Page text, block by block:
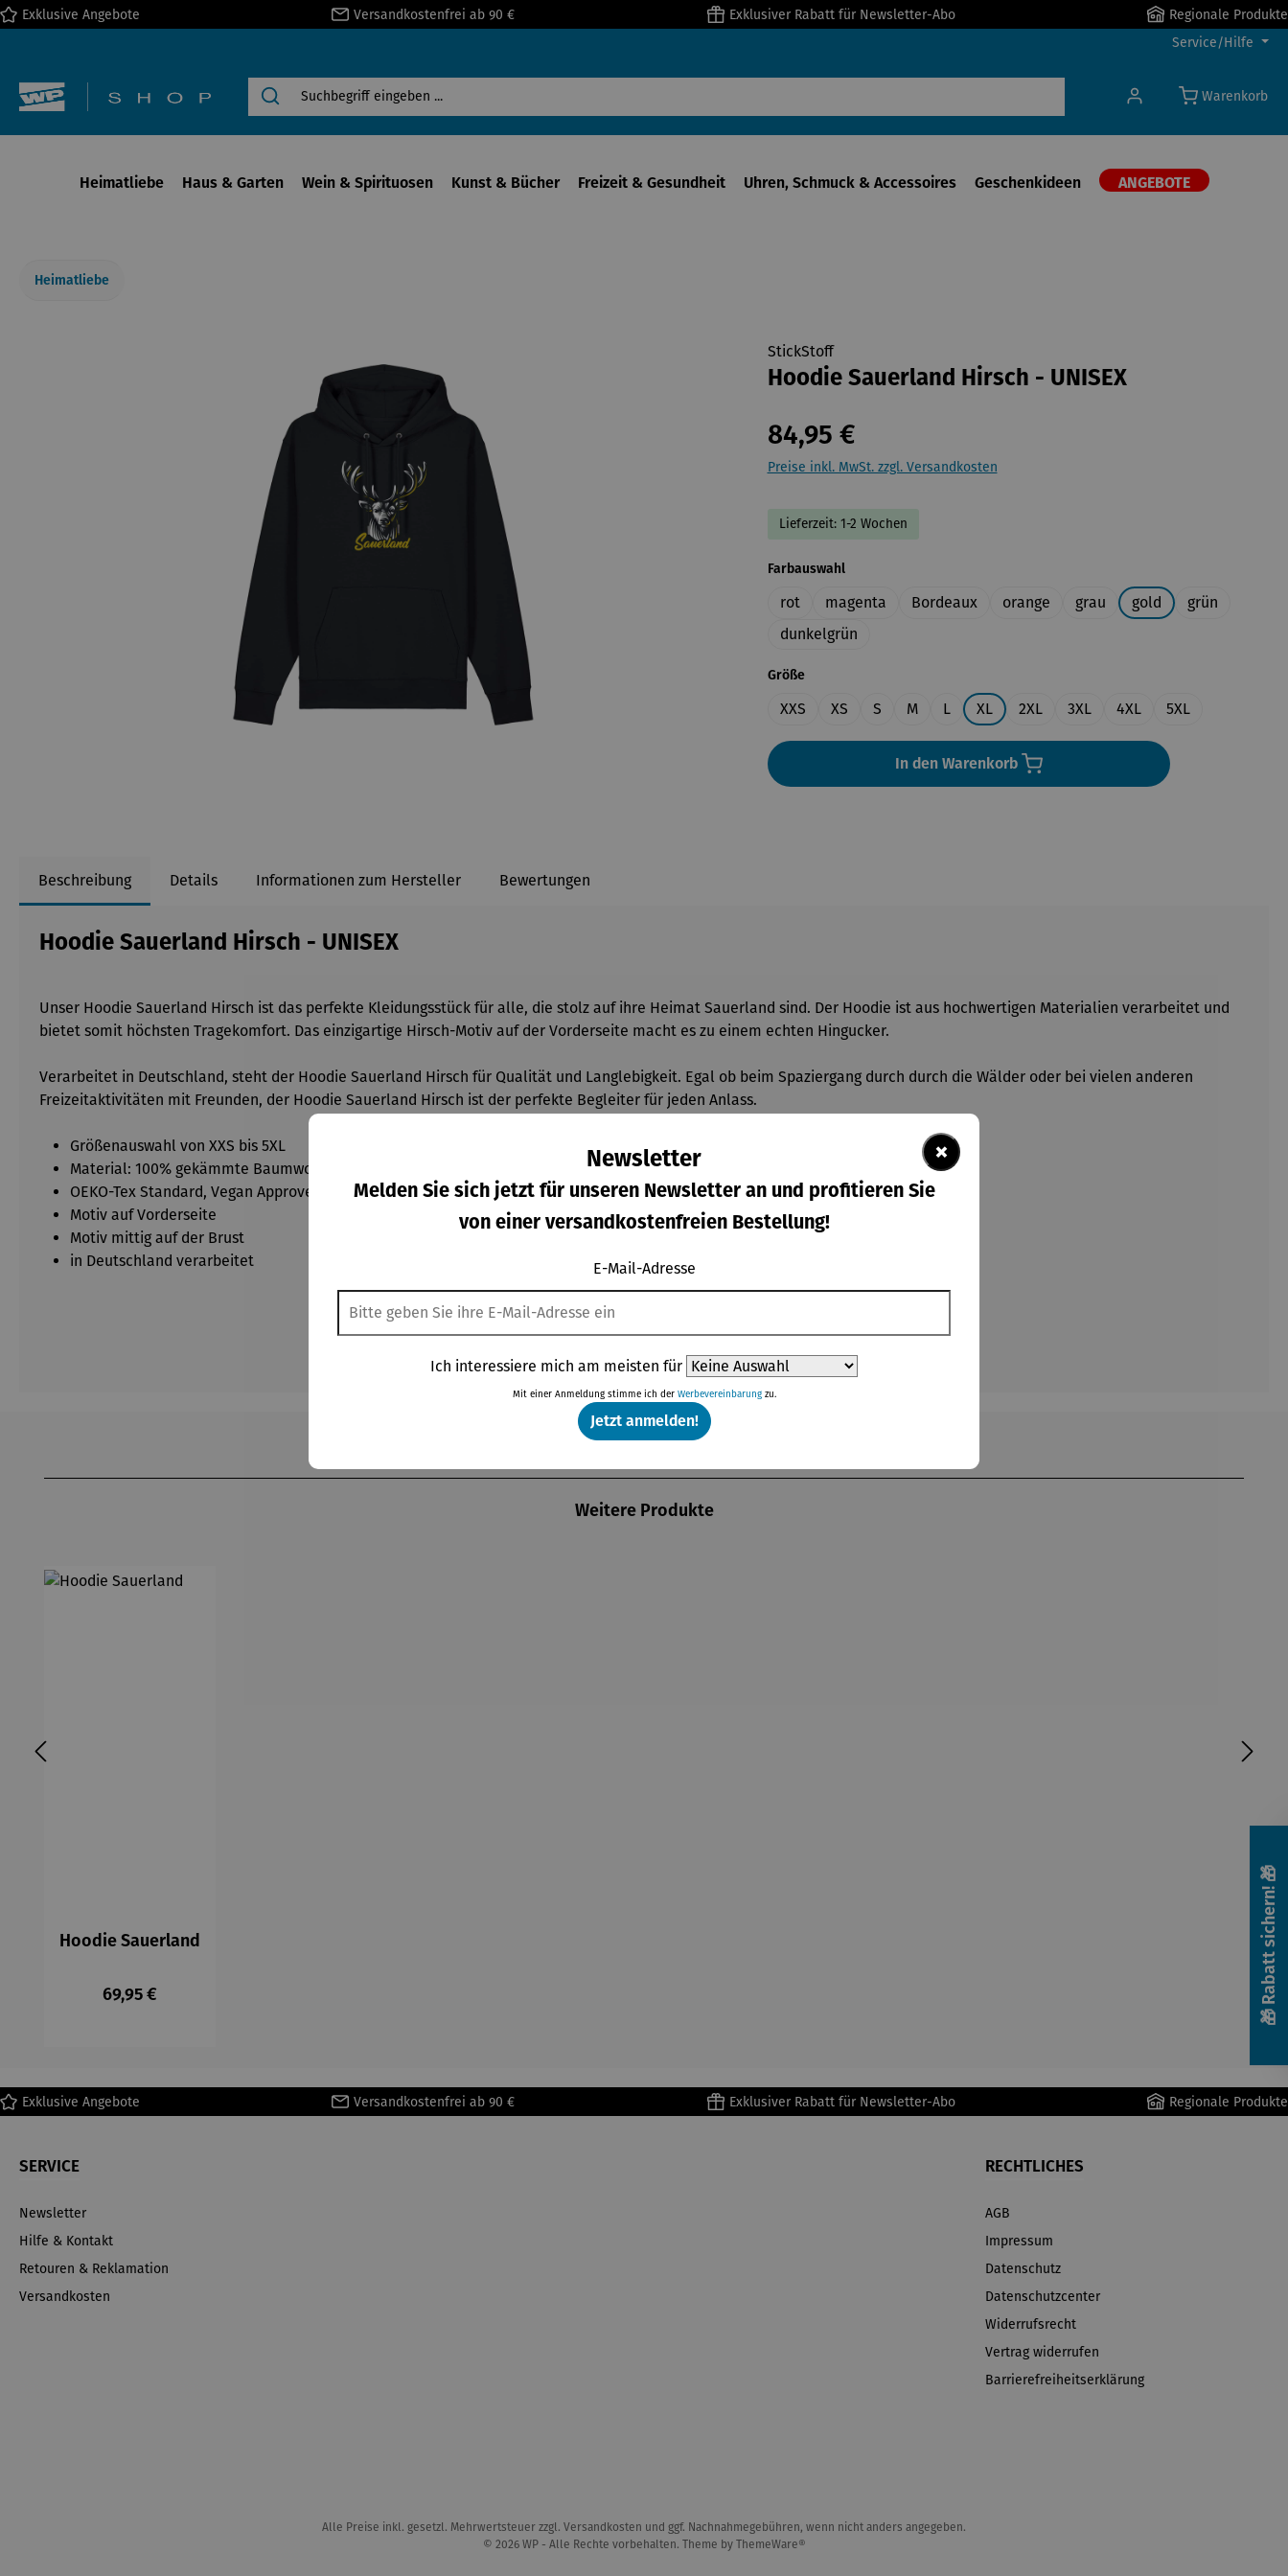
Zur Hauptnavigation springen
Exklusive Angebote Versandkostenfrei ab 90 € Exklusiver Rabatt für Newsletter-Abo
Regionale Produkte
Service/Hilfe
Warenkorb
Heimatliebe Haus & Garten Wein & Spirituosen Kunst & Bücher Freizeit & Gesundheit Uhren, Schmuck & Accessoires Geschenkideen ANGEBOTE
Heimatliebe
StickStoff
Hoodie Sauerland Hirsch - UNISEX
84,95 €
Preise inkl. MwSt. zzgl. Versandkosten
Lieferzeit: 1-2 Wochen
Farbauswahlauswählen
rot magenta Bordeaux orange grau gold
grün
dunkelgrün
Größeauswählen
XXS XS S M L XL 2XL 3XL 4XL 5XL
In den Warenkorb
Beschreibung Details Informationen zum Hersteller Bewertungen
Hoodie Sauerland Hirsch - UNISEX
Unser Hoodie Sauerland Hirsch ist das perfekte Kleidungsstück für alle, die stolz auf ihre Heimat Sauerland sind. Der Hoodie ist aus hochwertigen Materialien verarbeitet und
bietet somit höchsten Tragekomfort. Das einzigartige Hirsch-Motiv auf der Vorderseite macht es zu einem echten Hingucker.
Verarbeitet in Deutschland, steht der Hoodie Sauerland Hirsch für Qualität und Langlebigkeit. Egal ob beim Spaziergang durch durch die Wälder oder bei vielen anderen
Freizeitaktivitäten mit Freunden, der Hoodie Sauerland Hirsch ist der perfekte Begleiter für jeden Anlass.
Größenauswahl von XXS bis 5XL
Material: 100% gekämmte Baumwolle
OEKO-Tex Standard, Vegan Approved
Motiv auf Vorderseite
Motiv mittig auf der Brust
in Deutschland verarbeitet
Weitere Produkte
Hoodie Sauerland
Regulärer Preis:
69,95 €
Exklusive Angebote Versandkostenfrei ab 90 € Exklusiver Rabatt für Newsletter-Abo Regionale Produkte
SERVICE
Newsletter
Hilfe & Kontakt
Retouren & Reklamation
Versandkosten
RECHTLICHES
AGB
Impressum
Datenschutz
Datenschutzcenter
Widerrufsrecht
Vertrag widerrufen
Barrierefreiheitserklärung
Alle Preise inkl. gesetzl. Mehrwertsteuer zzgl. Versandkosten und ggf. Nachnahmegebühren, wenn nicht anders angegeben.
© 2026 WP - Alle Rechte vorbehalten. Theme by ThemeWare®
🎁 Rabatt sichern! 🎁
×
Newsletter
Melden Sie sich jetzt für unseren Newsletter an und profitieren Sie
von einer versandkostenfreien Bestellung!
E-Mail-Adresse
Ich interessiere mich am meisten für
Mit einer Anmeldung stimme ich der Werbevereinbarungzu.
Jetzt anmelden!